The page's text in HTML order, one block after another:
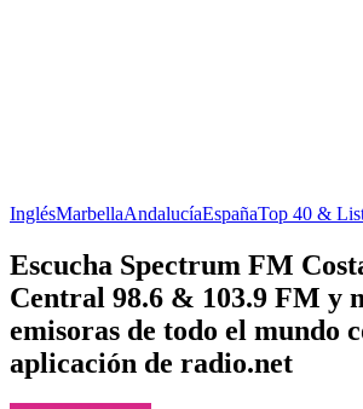
InglésMarbellaAndalucíaEspañaTop 40 &
Escucha Spectrum FM
Central 98.6 & 103.9 FM y
emisoras de todo el mundo
aplicación de radio.net